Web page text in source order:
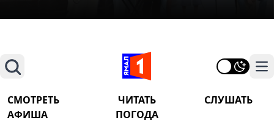
Поиск
СМОТРЕТЬ ЧИТАТЬ
СЛУШАТЬ
АФИША
ПОГОДА